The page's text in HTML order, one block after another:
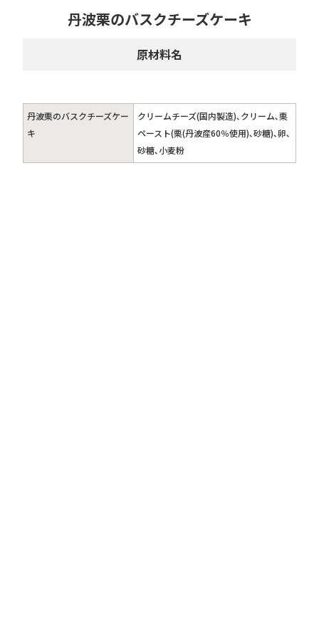
丹波栗のバスクチーズケーキ
原材料名
丹波栗のバスクチーズケー
キ
クリームチーズ(国内製造)､クリーム､栗
ペースト(栗(丹波産60％使用)､砂糖)､卵､
砂糖､小麦粉